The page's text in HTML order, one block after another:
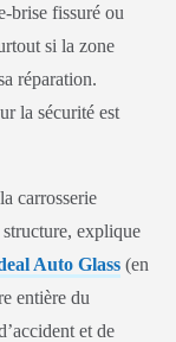
brise fissuré ou
si la zone
réparation.
la sécurité est
carrosserie
explique
Auto Glass (en
entière du
et de